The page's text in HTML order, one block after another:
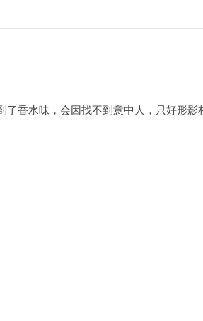
香水味，会因找不到意中人，只好形